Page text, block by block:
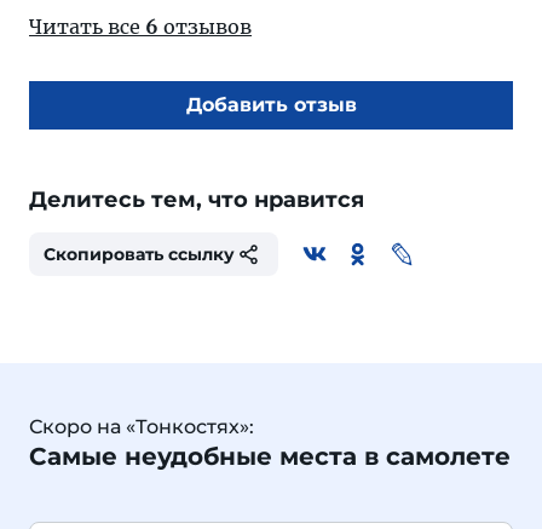
Читать все 6 отзывов
Добавить отзыв
Делитесь тем, что нравится
Скопировать ссылку
Скоро на «Тонкостях»:
Самые неудобные места в самолете